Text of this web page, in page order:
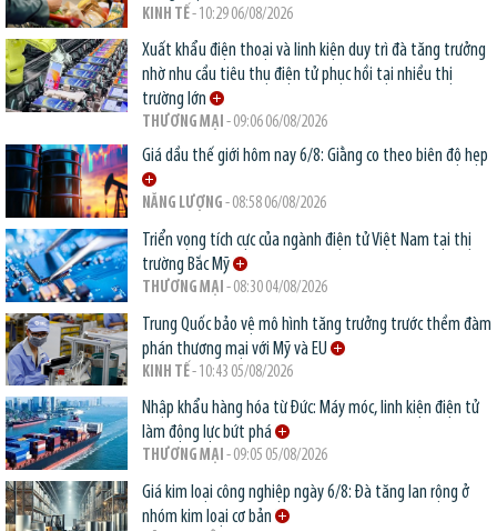
KINH TẾ- 10:29 06/08/2026
Xuất khẩu điện thoại và linh kiện duy trì đà tăng trưởng
nhờ nhu cầu tiêu thụ điện tử phục hồi tại nhiều thị
trường lớn
THƯƠNG MẠI - 09:06 06/08/2026
Giá dầu thế giới hôm nay 6/8: Giằng co theo biên độ hẹp
NĂNG LƯỢNG - 08:58 06/08/2026
Triển vọng tích cực của ngành điện tử Việt Nam tại thị
trường Bắc Mỹ
THƯƠNG MẠI - 08:30 04/08/2026
Trung Quốc bảo vệ mô hình tăng trưởng trước thềm đàm
phán thương mại với Mỹ và EU
KINH TẾ- 10:43 05/08/2026
Nhập khẩu hàng hóa từ Đức: Máy móc, linh kiện điện tử
làm động lực bứt phá
THƯƠNG MẠI - 09:05 05/08/2026
Giá kim loại công nghiệp ngày 6/8: Đà tăng lan rộng ở
nhóm kim loại cơ bản